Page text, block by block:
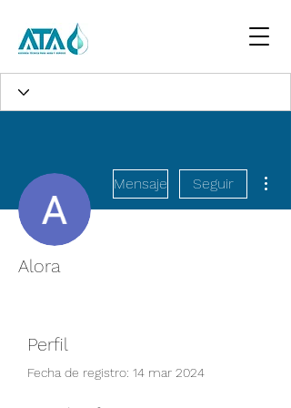
Mensaje Seguir
Alora
Perfil
Fecha de registro: 14 mar 2024